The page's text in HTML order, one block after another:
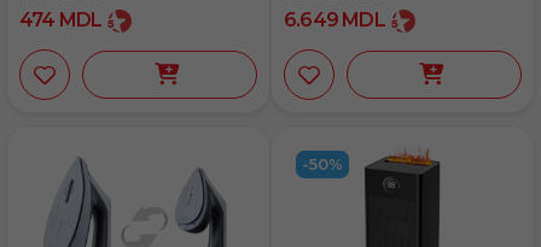
очистителя воздуха
474 MDL
Primera
6.649 MDL
-50%